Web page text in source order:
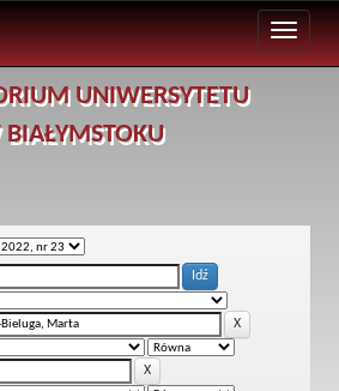
UNIWERSYTETU